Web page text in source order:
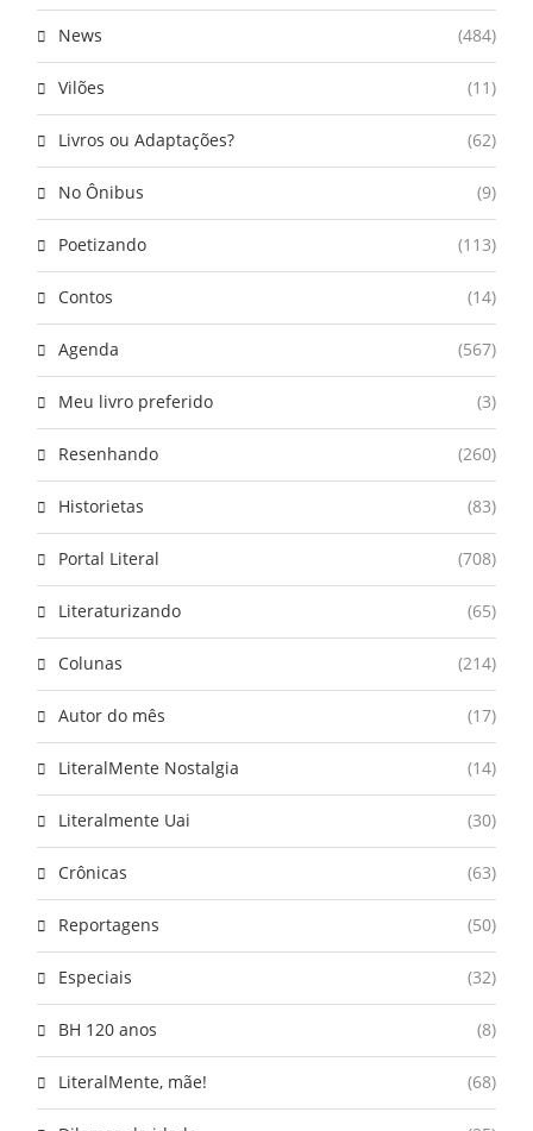
News (484)
Vilões (11)
Livros ou Adaptações? (62)
No Ônibus (9)
Poetizando (113)
Contos (14)
Agenda (567)
Meu livro preferido (3)
Resenhando (260)
Historietas (83)
Portal Literal (708)
Literaturizando (65)
Colunas (214)
Autor do mês (17)
LiteralMente Nostalgia (14)
Literalmente Uai (30)
Crônicas (63)
Reportagens (50)
Especiais (32)
BH 120 anos (8)
LiteralMente, mãe! (68)